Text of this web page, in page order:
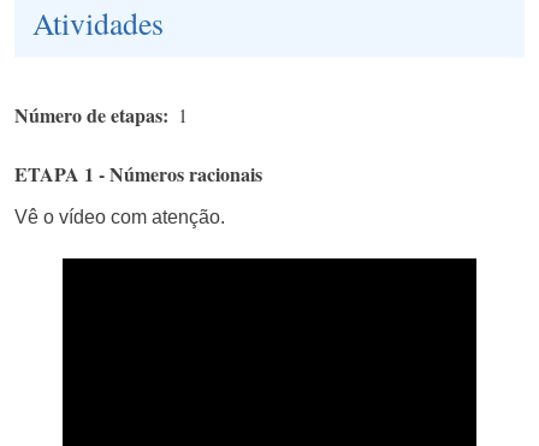
Atividades
Número de etapas 1
ETAPA 1 - Números racionais
Vê o vídeo com atenção.